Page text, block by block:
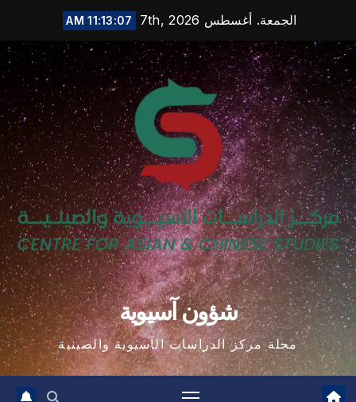
content
الجمعة. أغسطس 7th, 2026 11:13:08 AM
شؤون آسيوية
مجلة مركز الدراسات الآسيوية والصينية